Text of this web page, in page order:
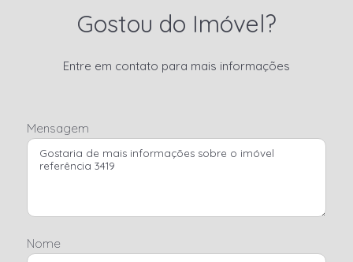
Gostou do Imóvel?
Entre em contato para mais informações
Mensagem
Nome